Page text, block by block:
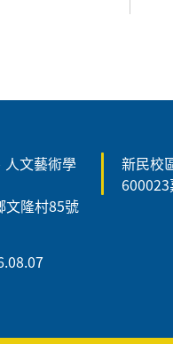
人文藝術學
文隆村85號
新民校